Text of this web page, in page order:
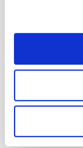
(*) Per poter